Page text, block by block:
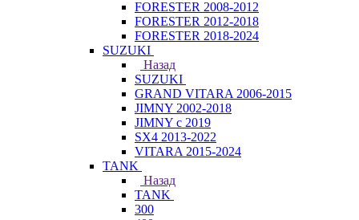
FORESTER 2008-2012
FORESTER 2012-2018
FORESTER 2018-2024
SUZUKI
Назад
SUZUKI
GRAND VITARA 2006-2015
JIMNY 2002-2018
JIMNY с 2019
SX4 2013-2022
VITARA 2015-2024
TANK
Назад
TANK
300